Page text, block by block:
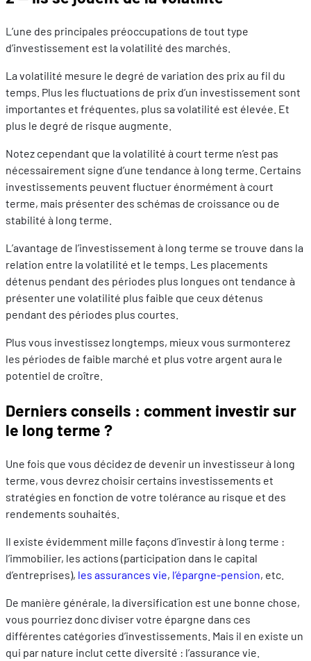
L’une des principales préoccupations de tout type
d’investissement est la volatilité des marchés.
La volatilité mesure le degré de variation des prix au fil du
temps. Plus les fluctuations de prix d’un investissement sont
importantes et fréquentes, plus sa volatilité est élevée. Et
plus le degré de risque augmente.
Notez cependant que la volatilité à court terme n’est pas
nécessairement signe d’une tendance à long terme. Certains
investissements peuvent fluctuer énormément à court
terme, mais présenter des schémas de croissance ou de
stabilité à long terme.
L’avantage de l’investissement à long terme se trouve dans la
relation entre la volatilité et le temps. Les placements
détenus pendant des périodes plus longues ont tendance à
présenter une volatilité plus faible que ceux détenus
pendant des périodes plus courtes.
Plus vous investissez longtemps, mieux vous surmonterez
les périodes de faible marché et plus votre argent aura le
potentiel de croître.
Derniers conseils : comment investir sur
le long terme ?
Une fois que vous décidez de devenir un investisseur à long
terme, vous devrez choisir certains investissements et
stratégies en fonction de votre tolérance au risque et des
rendements souhaités.
Il existe évidemment mille façons d’investir à long terme :
l’immobilier, les actions (participation dans le capital
d’entreprises), les assurances vie, l’épargne-pension, etc.
De manière générale, la diversification est une bonne chose,
vous pourriez donc diviser votre épargne dans ces
différentes catégories d’investissements. Mais il en existe un
qui par nature inclut cette diversité : l’assurance vie.